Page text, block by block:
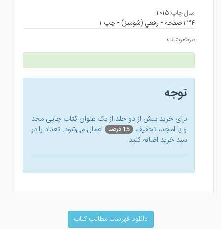
سال چاپ:۲۰۱۵
۲۳۴ صفحه - رقعي (شوميز) - چاپ ۱
موضوعات:
توجه
برای خرید بیش از دو جلد از یک عنوان کتاب‌ چاپی مجد
و یا امجد، تخفیف 15 درصد
اعمال می‌شود. تعداد را در
سبد خرید اضافه کنید.
دانلود فهرست مطالب کتاب